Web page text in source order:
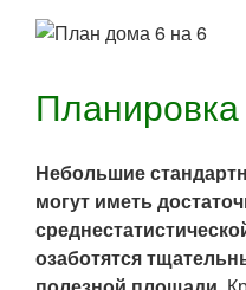
Небольшие
могут иметь
озаботятся